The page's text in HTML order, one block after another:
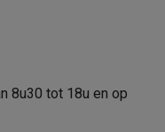
8u30 tot 18u en op